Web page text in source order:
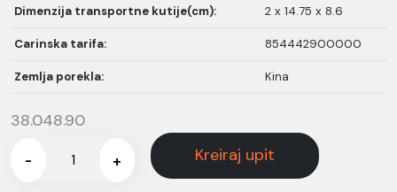
Dimenzija transportne kutije(cm): 2 x 14.75 x 8.6
Carinska tarifa: 854442900000
Zemlja porekla: Kina
38.048.90
- + Kreiraj upit